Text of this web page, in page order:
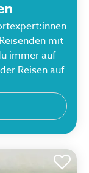
mit
immer auf
Reisen auf